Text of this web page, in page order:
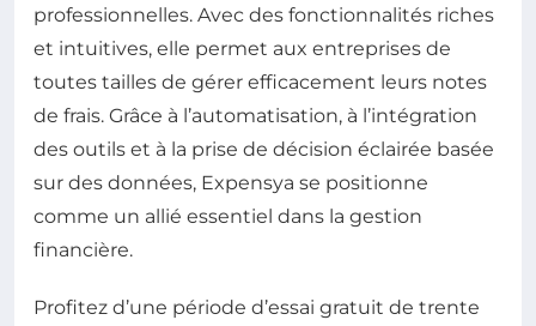
professionnelles. Avec des fonctionnalités riches
et intuitives, elle permet aux entreprises de
toutes tailles de gérer efficacement leurs notes
de frais. Grâce à l’automatisation, à l’intégration
des outils et à la prise de décision éclairée basée
sur des données, Expensya se positionne
comme un allié essentiel dans la gestion
financière.
Profitez d’une période d’essai gratuit de trente